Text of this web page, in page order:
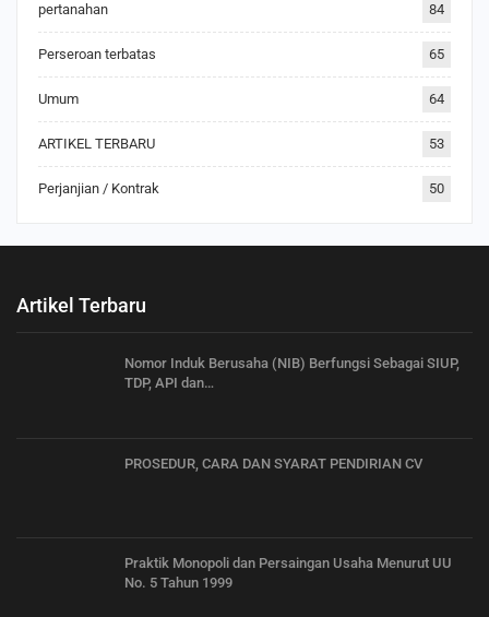
pertanahan 84
Perseroan terbatas 65
Umum 64
ARTIKEL TERBARU 53
Perjanjian / Kontrak 50
Artikel Terbaru
Nomor Induk Berusaha (NIB) Berfungsi Sebagai SIUP,
TDP, API dan…
PROSEDUR, CARA DAN SYARAT PENDIRIAN CV
Praktik Monopoli dan Persaingan Usaha Menurut UU
No. 5 Tahun 1999